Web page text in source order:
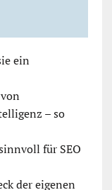
ein
– so
für SEO
der eigenen